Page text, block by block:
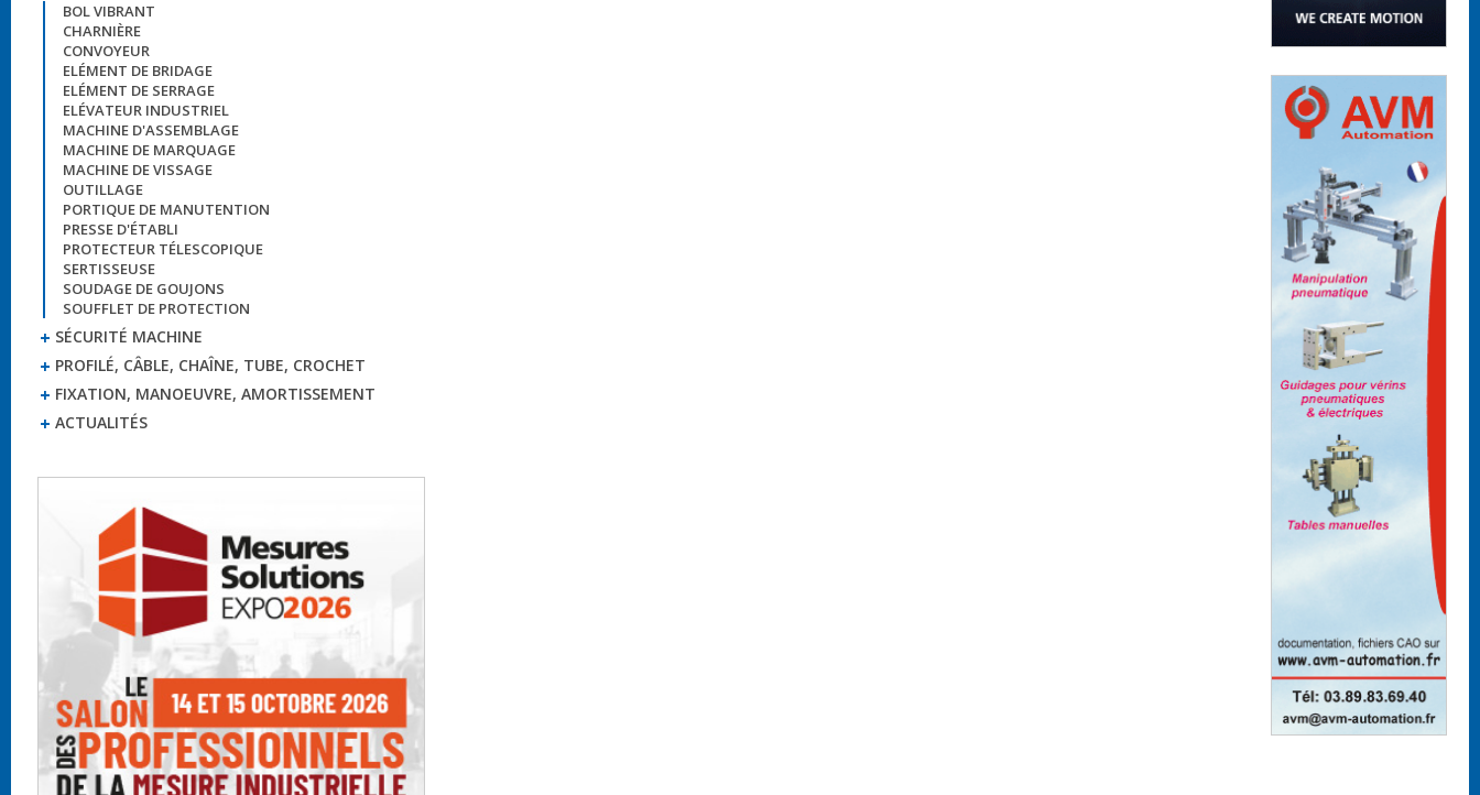
BOL VIBRANT
CHARNIÈRE
CONVOYEUR
ELÉMENT DE BRIDAGE
ELÉMENT DE SERRAGE
ELÉVATEUR INDUSTRIEL
MACHINE D'ASSEMBLAGE
MACHINE DE MARQUAGE
MACHINE DE VISSAGE
OUTILLAGE
PORTIQUE DE MANUTENTION
PRESSE D'ÉTABLI
PROTECTEUR TÉLESCOPIQUE
SERTISSEUSE
SOUDAGE DE GOUJONS
SOUFFLET DE PROTECTION
SÉCURITÉ MACHINE
PROFILÉ, CÂBLE, CHAÎNE, TUBE, CROCHET
FIXATION, MANOEUVRE, AMORTISSEMENT
ACTUALITÉS